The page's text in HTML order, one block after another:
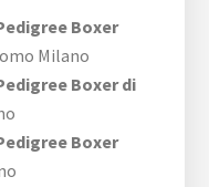
Boxer
Milano
Boxer di
Boxer